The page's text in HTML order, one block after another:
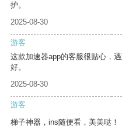
护。
2025-08-30
游客
这款加速器app的客服很贴心，
好。
2025-08-30
游客
梯子神器，ins随便看，美美哒！